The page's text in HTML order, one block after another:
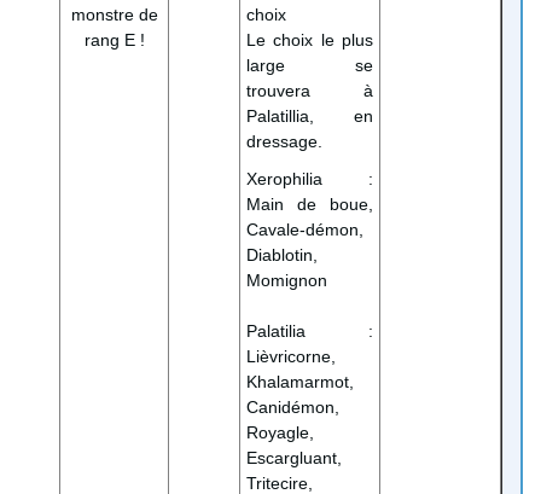
monstre de
rang E !
choix
Le choix le plus
large se
trouvera à
Palatillia, en
dressage.
Xerophilia :
Main de boue,
Cavale-démon,
Diablotin,
Momignon
Palatilia :
Lièvricorne,
Khalamarmot,
Canidémon,
Royagle,
Escargluant,
Tritecire,